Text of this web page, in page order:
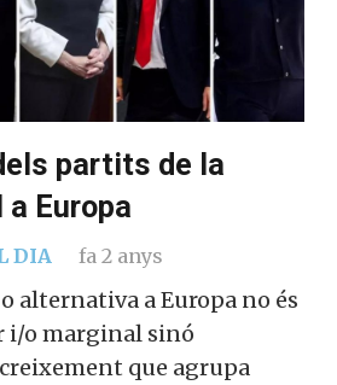
partits de la
Europa
DIA fa 2 anys
alternativa a Europa no és
i/o marginal sinó
que agrupa